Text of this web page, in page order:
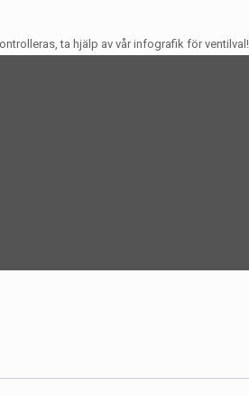
ta hjälp av vår infografik för ventilval!